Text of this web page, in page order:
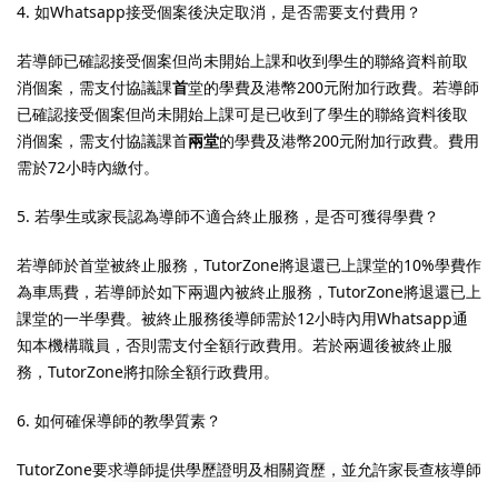
4. 如Whatsapp接受個案後決定取消，是否需要支付費用？
若導師已確認接受個案但尚未開始上課和收到學生的聯絡資料前取
消個案，需支付協議課首堂的學費及港幣200元附加行政費。若導師
已確認接受個案但尚未開始上課可是已收到了學生的聯絡資料後取
消個案，需支付協議課首兩堂的學費及港幣200元附加行政費。費用
需於72小時內繳付。
5. 若學生或家長認為導師不適合終止服務，是否可獲得學費？
若導師於首堂被終止服務，TutorZone將退還已上課堂的10%學費作
為車馬費，若導師於如下兩週內被終止服務，TutorZone將退還已上
課堂的一半學費。被終止服務後導師需於12小時內用Whatsapp通
知本機構職員，否則需支付全額行政費用。若於兩週後被終止服
務，TutorZone將扣除全額行政費用。
6. 如何確保導師的教學質素？
TutorZone要求導師提供學歷證明及相關資歷，並允許家長查核導師